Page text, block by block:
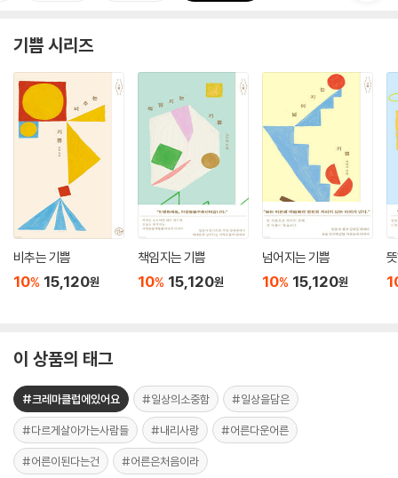
기쁨 시리즈
비추는 기쁨
10% 15,120원
책임지는 기쁨
10% 15,120원
넘어지는 기쁨
10% 15,120원
이 상품의 태그
#크레마클럽에있어요 #일상의소중함 #일상을담은
#다르게살아가는사람들 #내리사랑 #어른다운어른
#어른이된다는건 #어른은처음이라